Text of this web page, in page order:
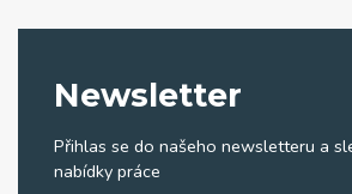
Newsletter
Přihlas se do našeho newsletteru a
nabídky práce